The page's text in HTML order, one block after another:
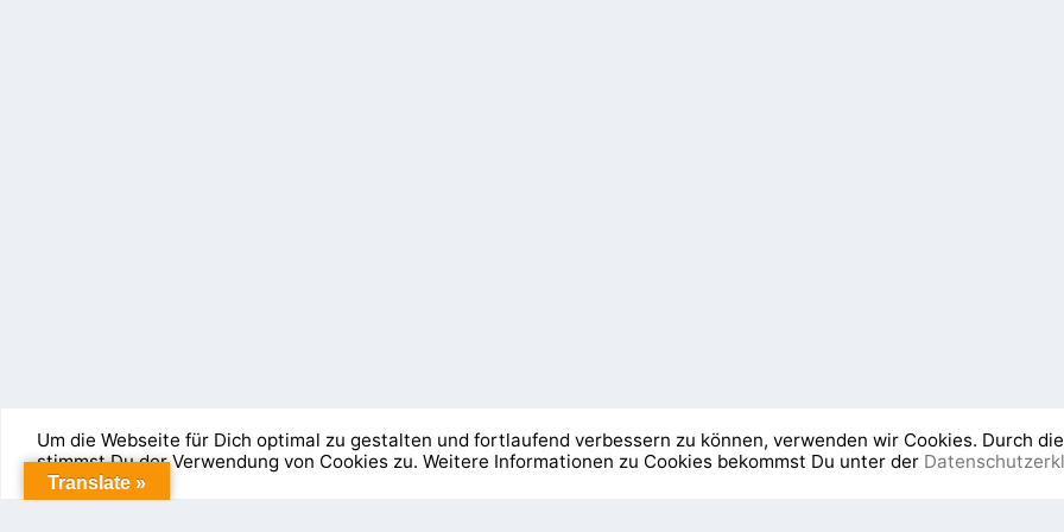
Entworfen vonElegant Themes | Unterstützt vonWordPress Newsletter Was ist NEOeso? Die 5 Elemente
Translate »
Um die Webseite für Dich optimal zu gestalten und fortlaufend verbessern zu können, verwenden wir Cookies. Durch
stimmst Du der Verwendung von Cookies zu. Weitere Informationen zu Cookies bekommst Du unter der